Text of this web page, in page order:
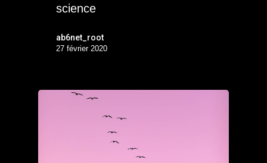
science
ab6net_root
27 février 2020